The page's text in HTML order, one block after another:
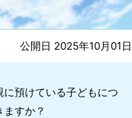
公開日 2025年10月01日
預けている子どもにつ
すか？